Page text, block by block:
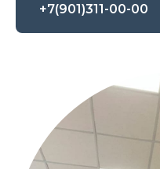
+7(901)311-00-00